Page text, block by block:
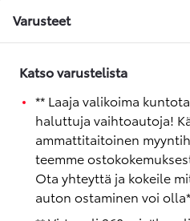
Varusteet
Katso varustelista
** Laaja valikoima
haluttuja vaihtoautoja!
ammattitaitoinen
teemme
Ota yhteyttä ja kokeile
auton ostaminen voi